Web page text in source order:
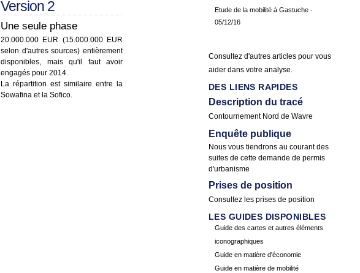
Version 2
Une seule phase
20.000.000 EUR (15.000.000 EUR
selon d'autres sources) entièrement
disponibles, mais qu'il faut avoir
engagés pour 2014.
La répartition est similaire entre la
Sowafina et la Sofico.
Etude de la mobilité à Gastuche -
05/12/16
Consultez d'autres articles pour vous
aider dans votre analyse.
DES LIENS RAPIDES
Description du tracé
Contournement Nord de Wavre
Enquête publique
Nous vous tiendrons au courant des
suites de cette demande de permis
d'urbanisme
Prises de position
Consultez les prises de position
LES GUIDES DISPONIBLES
Guide des cartes et autres éléments
iconographiques
Guide en matière d'économie
Guide en matière de mobilité